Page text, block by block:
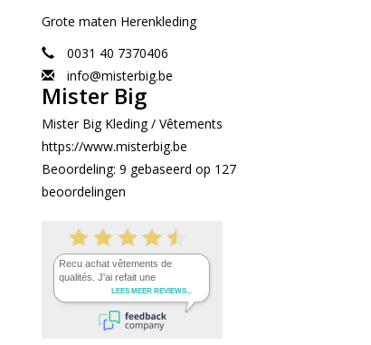
Grote maten Herenkleding
0031 40 7370406
info@misterbig.be
Mister Big
Mister Big Kleding / Vêtements
https://www.misterbig.be
Beoordeling: 9 gebaseerd op 127
beoordelingen